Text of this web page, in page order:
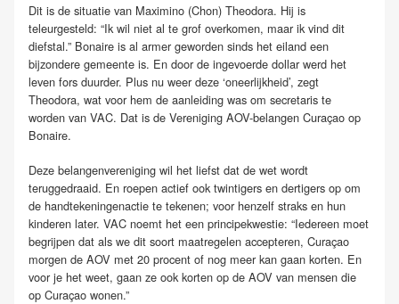
Dit is de situatie van Maximino (Chon) Theodora. Hij is
teleurgesteld: “Ik wil niet al te grof overkomen, maar ik vind dit
diefstal.” Bonaire is al armer geworden sinds het eiland een
bijzondere gemeente is. En door de ingevoerde dollar werd het
leven fors duurder. Plus nu weer deze ‘oneerlijkheid’, zegt
Theodora, wat voor hem de aanleiding was om secretaris te
worden van VAC. Dat is de Vereniging AOV-belangen Curaçao op
Bonaire.
Deze belangenvereniging wil het liefst dat de wet wordt
teruggedraaid. En roepen actief ook twintigers en dertigers op om
de handtekeningenactie te tekenen; voor henzelf straks en hun
kinderen later. VAC noemt het een principekwestie: “Iedereen moet
begrijpen dat als we dit soort maatregelen accepteren, Curaçao
morgen de AOV met 20 procent of nog meer kan gaan korten. En
voor je het weet, gaan ze ook korten op de AOV van mensen die
op Curaçao wonen.”